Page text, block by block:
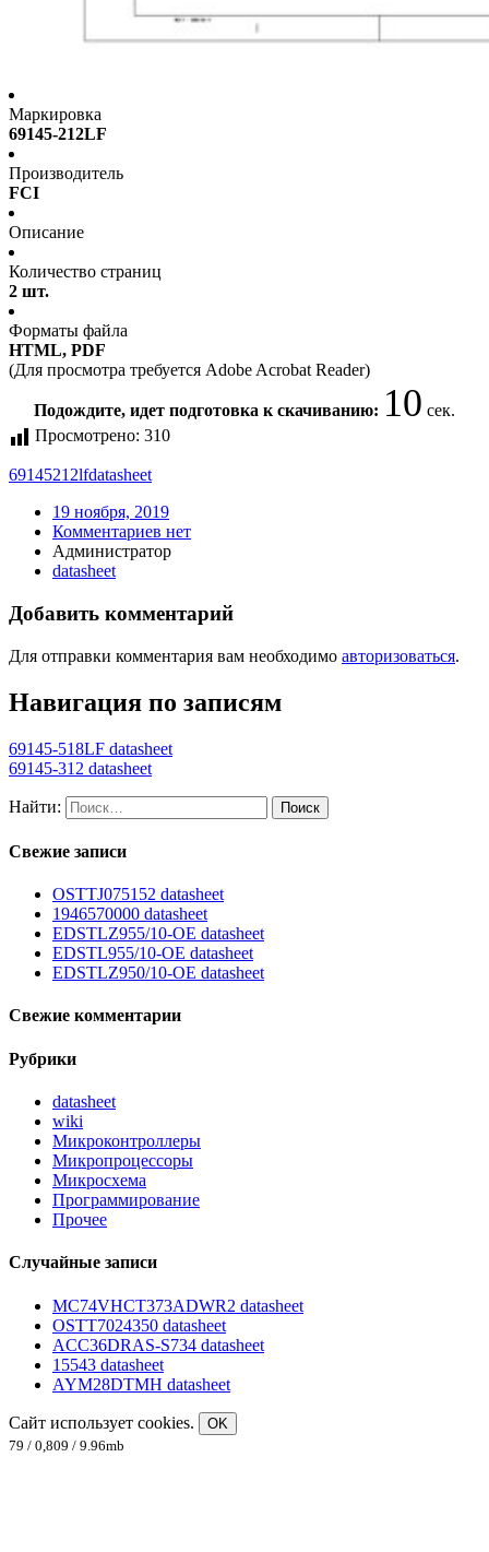
Маркировка
69145-212LF
Производитель
FCI
Описание
Количество страниц
2 шт.
Форматы файла
HTML, PDF
(Для просмотра требуется Adobe Acrobat Reader)
Подождите, идет подготовка к скачиванию: 10 сек.
Просмотрено: 310
69145212lfdatasheet
19 ноября, 2019
Комментариев нет
Администратор
datasheet
Добавить комментарий
Для отправки комментария вам необходимо авторизоваться.
Навигация по записям
69145-518LF datasheet
69145-312 datasheet
Найти:
Свежие записи
OSTTJ075152 datasheet
1946570000 datasheet
EDSTLZ955/10-OE datasheet
EDSTL955/10-OE datasheet
EDSTLZ950/10-OE datasheet
Свежие комментарии
Рубрики
datasheet
wiki
Микроконтроллеры
Микропроцессоры
Микросхема
Программирование
Прочее
Случайные записи
MC74VHCT373ADWR2 datasheet
OSTT7024350 datasheet
ACC36DRAS-S734 datasheet
15543 datasheet
AYM28DTMH datasheet
Сайт использует cookies.
OK
79 / 0,809 / 9.96mb